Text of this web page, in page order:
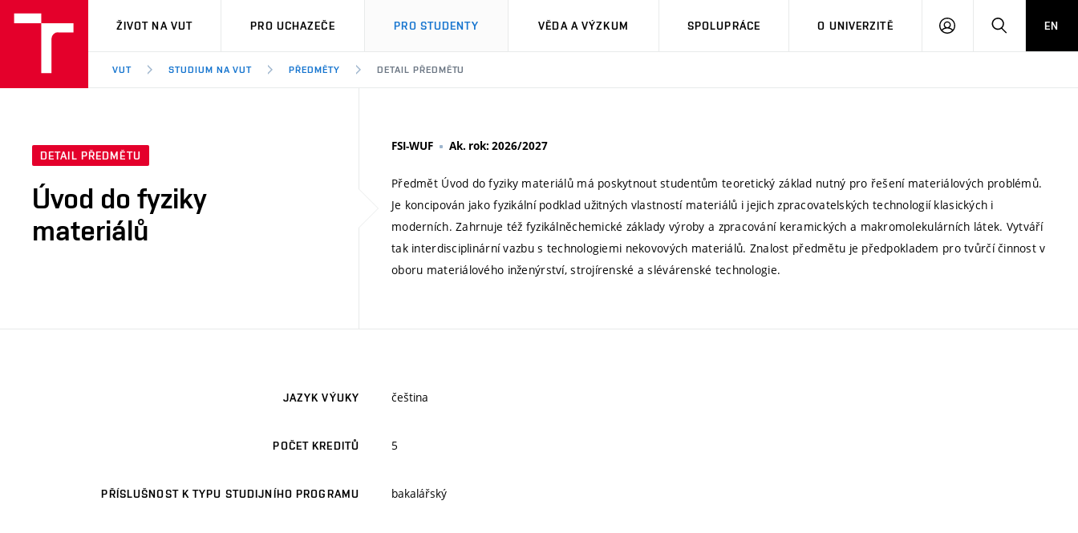
VUT
ŽIVOT NA VUT PRO UCHAZEČE PRO STUDENTY VĚDA A VÝZKUM SPOLUPRÁCE O UNIVERZITĚ
PŘIHLÁSIT HLEDATEN
VUT STUDIUM NA VUT PŘEDMĚTY DETAIL PŘEDMĚTU
DETAIL PŘEDMĚTU
Úvod do fyziky
materiálů
FSI-WUF Ak. rok: 2026/2027
Předmět Úvod do fyziky materiálů má poskytnout studentům teoretický základ nutný pro řešení materiálových problémů.
Je koncipován jako fyzikální podklad užitných vlastností materiálů i jejich zpracovatelských technologií klasických i
moderních. Zahrnuje též fyzikálněchemické základy výroby a zpracování keramických a makromolekulárních látek. Vytváří
tak interdisciplinární vazbu s technologiemi nekovových materiálů. Znalost předmětu je předpokladem pro tvůrčí činnost v
oboru materiálového inženýrství, strojírenské a slévárenské technologie.
JAZYK VÝUKY čeština
POČET KREDITŮ 5
PŘÍSLUŠNOST K TYPU STUDIJNÍHO PROGRAMU bakalářský